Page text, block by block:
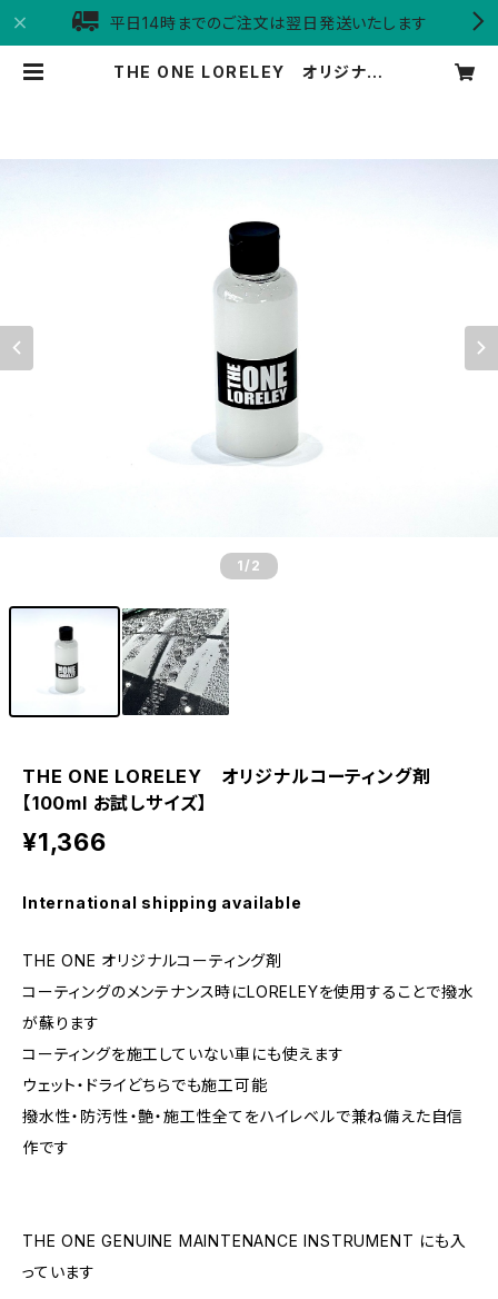
平日14時までのご注文は翌日発送いたします
THE ONE LORELEY オリジナル
1 /2
THE ONE LORELEY オリジナルコーティング剤
【100ml お試しサイズ】
¥1,366
International shipping available
THE ONE オリジナルコーティング剤
コーティングのメンテナンス時にLORELEYを使用することで撥水
が蘇ります
コーティングを施工していない車にも使えます
ウェット・ドライどちらでも施工可能
撥水性・防汚性・艶・施工性全てをハイレベルで兼ね備えた自信
作です
THE ONE GENUINE MAINTENANCE INSTRUMENT にも入
っています